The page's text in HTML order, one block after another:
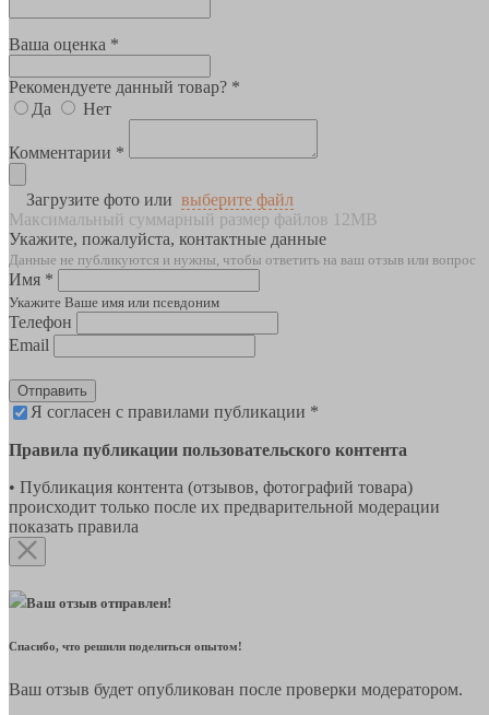
Ваша оценка *
Рекомендуете данный товар? *
Да
Нет
Комментарии *
Загрузите фото или выберите файл
Максимальный суммарный размер файлов 12MB
Укажите, пожалуйста, контактные данные
Данные не публикуются и нужны, чтобы ответить на ваш отзыв или вопрос
Имя *
Укажите Ваше имя или псевдоним
Телефон
Email
Отправить
Я согласен с правилами публикации *
Правила публикации пользовательского контента
• Публикация контента (отзывов, фотографий товара)
происходит только после их предварительной модерации
показать правила
Ваш отзыв отправлен!
Спасибо, что решили поделиться опытом!
Ваш отзыв будет опубликован после проверки модератором.